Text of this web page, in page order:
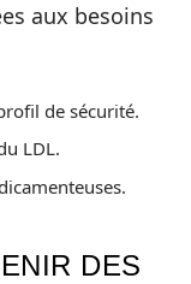
aux besoins
de sécurité.
LDL.
DES